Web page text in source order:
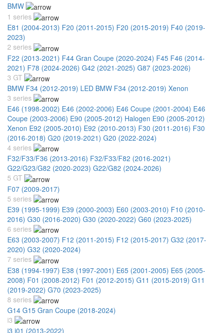
BMW
1 series
E81 (2004-2013) F20 (2011-2015) F20 (2015-2019) F40 (2019-
2023)
2 series
F22 (2013-2021) F44 Gran Coupe (2020-2024) F45 F46 (2014-
2021) F78 (2024-2026) G42 (2021-2025) G87 (2023-2026)
3 GT
BMW F34 (2012-2019) LED BMW F34 (2012-2019) Xenon
3 series
E46 (1998-2002) E46 (2002-2006) E46 Coupe (2001-2004) E46
Coupe (2003-2006) E90 (2005-2012) Halogen E90 (2005-2012)
Xenon E92 (2005-2010) E92 (2010-2013) F30 (2011-2016) F30
(2016-2018) G20 (2019-2021) G20 (2022-2024)
4 series
F32/F33/F36 (2013-2016) F32/F33/F82 (2016-2021)
G22/G23/G82 (2020-2023) G22/G82 (2024-2026)
5 GT
F07 (2009-2017)
5 series
E39 (1995-1999) E39 (2000-2003) E60 (2003-2010) F10 (2010-
2016) G30 (2016-2020) G30 (2020-2022) G60 (2023-2025)
6 series
E63 (2003-2007) F12 (2011-2015) F12 (2015-2017) G32 (2017-
2020) G32 (2020-2024)
7 series
E38 (1994-1997) E38 (1997-2001) E65 (2001-2005) E65 (2005-
2008) F01 (2008-2012) F01 (2012-2015) G11 (2015-2019) G11
(2019-2022) G70 (2023-2025)
8 series
G14 G15 Gran Coupe (2018-2024)
i3
i3 i01 (2013-2022)